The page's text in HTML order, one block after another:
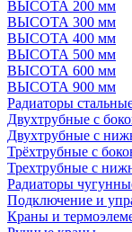
ВЫСОТА 200 мм
ВЫСОТА 300 мм
ВЫСОТА 400 мм
ВЫСОТА 500 мм
ВЫСОТА 600 мм
ВЫСОТА 900 мм
Радиаторы
Двухтрубные с
Двухтрубные с
Трёхтрубные с
Трехтрубные с
Радиаторы
Подключение и
Краны и